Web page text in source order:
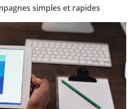
simples et rapides